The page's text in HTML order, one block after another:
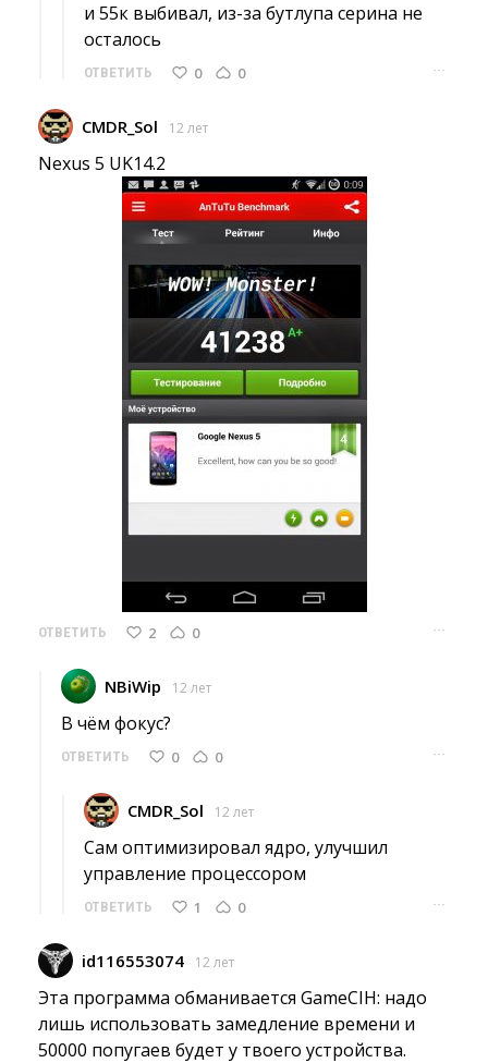
и 55к выбивал, из-за бутлупа серина не
осталось
ОТВЕТИТЬ 0 0 ···
CMDR_Sol 12 лет
Nexus 5 UK14.2
ОТВЕТИТЬ 2 0 ···
NBiWip 12 лет
В чём фокус?
ОТВЕТИТЬ 0 0 ···
CMDR_Sol 12 лет
Сам оптимизировал ядро, улучшил
управление процессором
ОТВЕТИТЬ 1 0 ···
id116553074 12 лет
Эта программа обманивается GameCIH: надо
лишь использовать замедление времени и
50000 попугаев будет у твоего устройства.